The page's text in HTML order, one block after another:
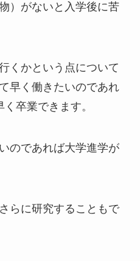
）がないと入学後に苦
くかという点について
早く働きたいのであれ
卒業できます。
のであれば大学進学が
らに研究することもで